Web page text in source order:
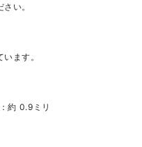
い。
ます。
約 0.9ミリ